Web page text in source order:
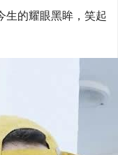
生的耀眼黑眸，笑起